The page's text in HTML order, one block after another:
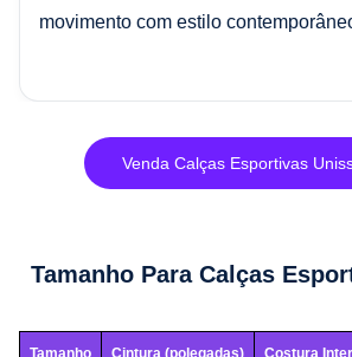
movimento com estilo
Venda Calças Esportivas
Tamanho Para Calças
Tamanho Cintura (polegadas) Costura